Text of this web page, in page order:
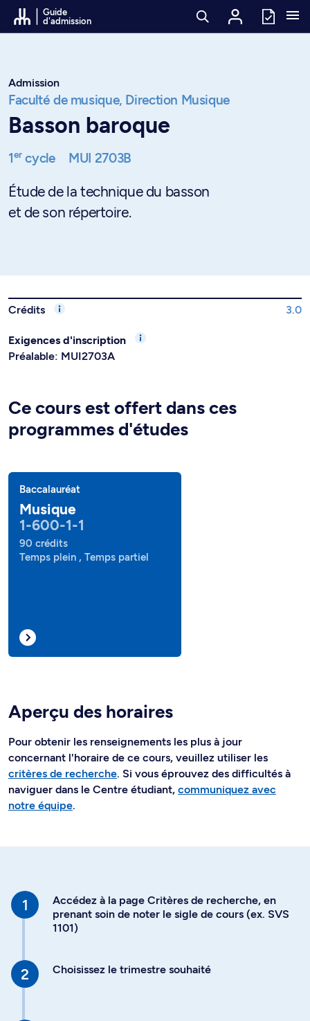
Passer au contenu
Guide
d'admission
Admission
Faculté de musique, Direction Musique
Basson baroque
1ercycle MUI 2703B
Étude de la technique du basson
et de son répertoire.
Crédits 3.0
Exigences d'inscription
Préalable: MUI2703A
Ce cours est offert dans ces
programmes d'études
Baccalauréat
Musique
1-600-1-1
90 crédits
Temps plein , Temps partiel
Aperçu des horaires
Pour obtenir les renseignements les plus à jour
concernant l'horaire de ce cours, veuillez utiliser les
critères de recherche. Si vous éprouvez des difficultés à
naviguer dans le Centre étudiant, communiquez avec
notre équipe.
Accédez à la page Critères de recherche, en
prenant soin de noter le sigle de cours (ex. SVS
1101)
Choisissez le trimestre souhaité